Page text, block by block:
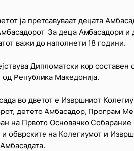
ја претсавуваат децата
За деца Амбасадори и
важи до наполнети 18 години.
Дипломатски кор
од Република Македонија.
во дветот е Извршниот
детето Амбасадор, Програм
на Првото Основачко Собарание
и обврските на Колегиумот и